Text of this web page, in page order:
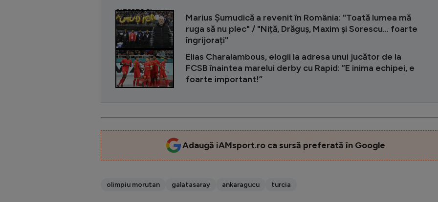
CITEȘTE ȘI
Marius Șumudică a revenit în România: "Toată lumea mă
ruga să nu plec" / "Niță, Drăguș, Maxim și Sorescu... foarte
îngrijorați"
Elias Charalambous, elogii la adresa unui jucător de la
FCSB înaintea marelui derby cu Rapid: ”E inima echipei, e
foarte important!”
Adaugă iAMsport.ro ca sursă preferată în Google
olimpiu morutan galatasaray ankaragucu turcia